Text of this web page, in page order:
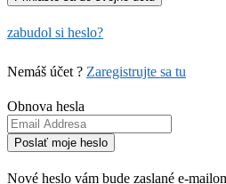
zabudol si heslo?
Nemáš účet ? Zaregistrujte sa tu
Obnova hesla
Nové heslo vám bude zaslané e-